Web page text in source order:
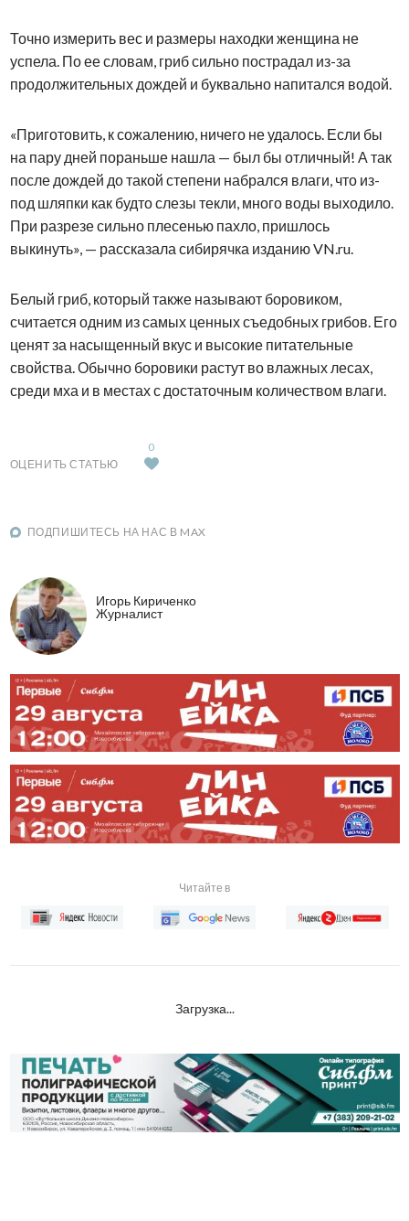
Точно измерить вес и размеры находки женщина не
успела. По ее словам, гриб сильно пострадал из-за
продолжительных дождей и буквально напитался водой.
«Приготовить, к сожалению, ничего не удалось. Если бы
на пару дней пораньше нашла — был бы отличный! А так
после дождей до такой степени набрался влаги, что из-
под шляпки как будто слезы текли, много воды выходило.
При разрезе сильно плесенью пахло, пришлось
выкинуть», — рассказала сибирячка изданию VN.ru.
Белый гриб, который также называют боровиком,
считается одним из самых ценных съедобных грибов. Его
ценят за насыщенный вкус и высокие питательные
свойства. Обычно боровики растут во влажных лесах,
среди мха и в местах с достаточным количеством влаги.
ОЦЕНИТЬ СТАТЬЮ
0
ПОДПИШИТЕСЬ НА НАС В MAX
Игорь Кириченко
Журналист
Читайте в
Загрузка...